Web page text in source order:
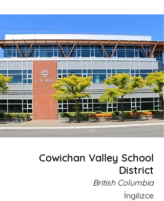
Cowichan Valley School
District
British Columbia
İngilizce